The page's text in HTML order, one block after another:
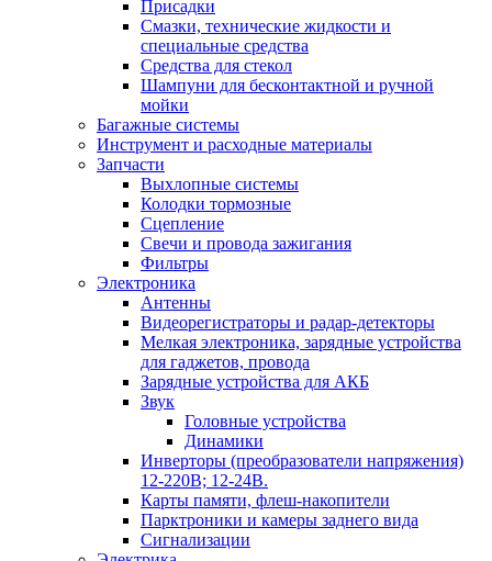
Присадки
Смазки, технические жидкости и
специальные средства
Средства для стекол
Шампуни для бесконтактной и ручной
мойки
Багажные системы
Инструмент и расходные материалы
Запчасти
Выхлопные системы
Колодки тормозные
Сцепление
Свечи и провода зажигания
Фильтры
Электроника
Антенны
Видеорегистраторы и радар-детекторы
Мелкая электроника, зарядные устройства
для гаджетов, провода
Зарядные устройства для АКБ
Звук
Головные устройства
Динамики
Инверторы (преобразователи напряжения)
12-220В; 12-24В.
Карты памяти, флеш-накопители
Парктроники и камеры заднего вида
Сигнализации